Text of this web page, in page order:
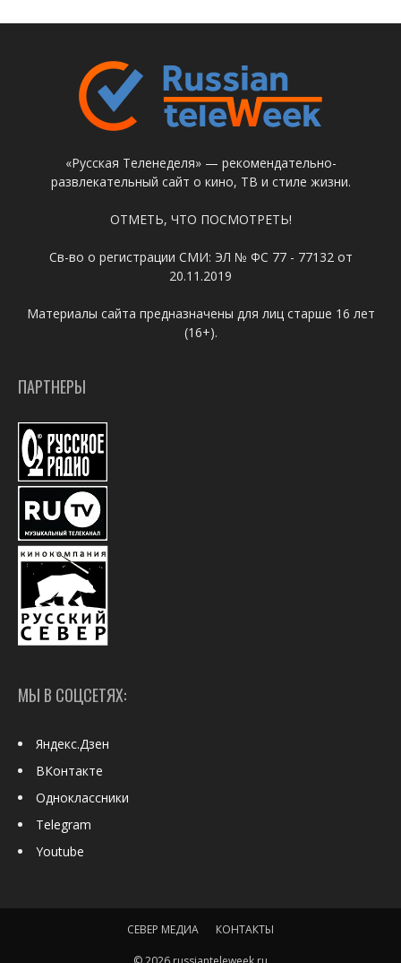
«Русская Теленеделя» — рекомендательно-
развлекательный сайт о кино, ТВ и стиле жизни.
ОТМЕТЬ, ЧТО ПОСМОТРЕТЬ!
Св-во о регистрации СМИ: ЭЛ № ФС 77 - 77132 от
20.11.2019
Материалы сайта предназначены для лиц старше 16 лет
(16+).
ПАРТНЕРЫ
МЫ В СОЦСЕТЯХ:
Яндекс.Дзен
ВКонтакте
Одноклассники
Telegram
Youtube
СЕВЕР МЕДИА КОНТАКТЫ